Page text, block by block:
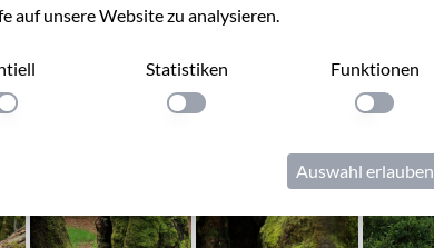
auf unsere Website zu analysieren.
anwenden
Statistiken
Einstellung anwenden
Funktionen
Auswahl erlauben